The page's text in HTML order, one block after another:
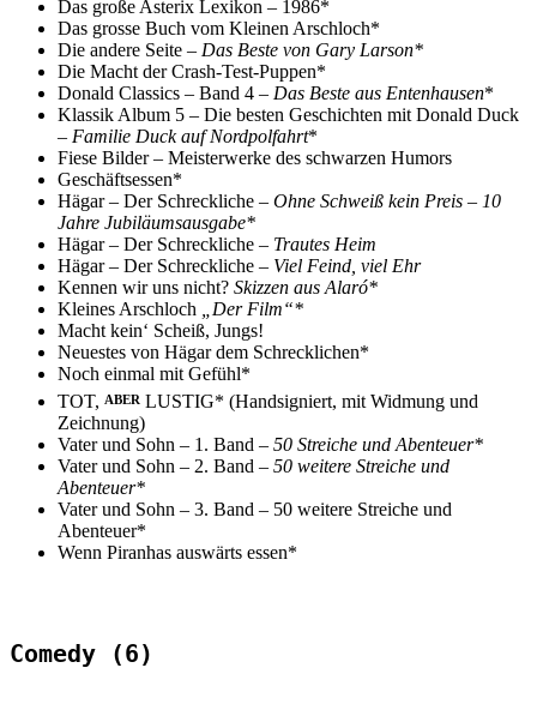
Das große Asterix Lexikon – 1986*
Das grosse Buch vom Kleinen Arschloch*
Die andere Seite – Das Beste von Gary Larson*
Die Macht der Crash-Test-Puppen*
Donald Classics – Band 4 – Das Beste aus Entenhausen*
Klassik Album 5 – Die besten Geschichten mit Donald Duck
– Familie Duck auf Nordpolfahrt*
Fiese Bilder– Meisterwerke des schwarzen Humors
Geschäftsessen*
Hägar – Der Schreckliche – Ohne Schweiß kein Preis – 10
Jahre Jubiläumsausgabe*
Hägar – Der Schreckliche – Trautes Heim
Hägar – Der Schreckliche – Viel Feind, viel Ehr
Kennen wir uns nicht? Skizzen aus Alaró*
Kleines Arschloch „Der Film“*
Macht kein‘ Scheiß, Jungs!
Neuestes von Hägar dem Schrecklichen*
Noch einmal mit Gefühl*
TOT, ABER LUSTIG* (Handsigniert, mit Widmung und
Zeichnung)
Vater und Sohn – 1. Band – 50 Streiche und Abenteuer*
Vater und Sohn – 2. Band – 50 weitere Streiche und
Abenteuer*
Vater und Sohn – 3. Band – 50 weitere Streiche und
Abenteuer*
Wenn Piranhas auswärts essen*
Comedy (6)